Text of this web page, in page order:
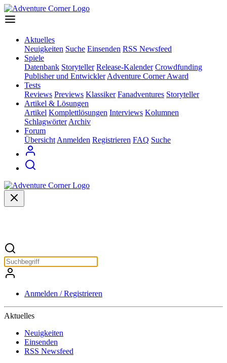
Aktuelles
Neuigkeiten Suche Einsenden RSS Newsfeed
Spiele
Datenbank Storyteller Release-Kalender Crowdfunding
Publisher und Entwickler Adventure Corner Award
Tests
Reviews Previews Klassiker Fanadventures Storyteller
Artikel & Lösungen
Artikel Komplettlösungen Interviews Kolumnen
Schlagwörter Archiv
Forum
Übersicht Anmelden Registrieren FAQ Suche
Anmelden / Registrieren
Aktuelles
Neuigkeiten
Einsenden
RSS Newsfeed